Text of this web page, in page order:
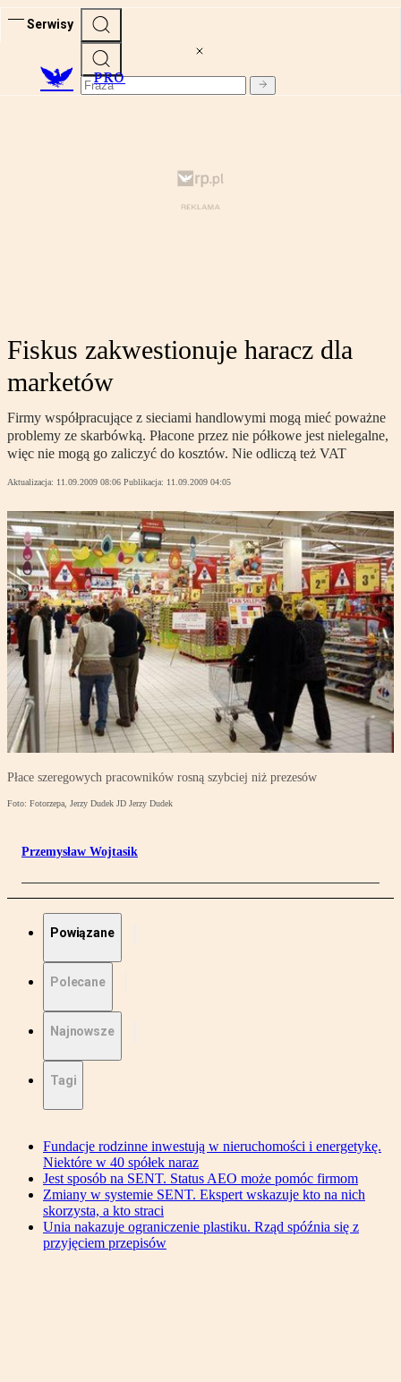
Serwisy
PRO
Fiskus zakwestionuje haracz dla
marketów
Firmy współpracujące z sieciami handlowymi mogą mieć poważne
problemy ze skarbówką. Płacone przez nie półkowe jest nielegalne,
więc nie mogą go zaliczyć do kosztów. Nie odliczą też VAT
Aktualizacja: 11.09.2009 08:06 Publikacja: 11.09.2009 04:05
Płace szeregowych pracowników rosną szybciej niż prezesów
Foto: Fotorzepa, Jerzy Dudek JD Jerzy Dudek
Przemysław Wojtasik
Powiązane
Polecane
Najnowsze
Tagi
Fundacje rodzinne inwestują w nieruchomości i energetykę.
Niektóre w 40 spółek naraz
Jest sposób na SENT. Status AEO może pomóc firmom
Zmiany w systemie SENT. Ekspert wskazuje kto na nich
skorzysta, a kto straci
Unia nakazuje ograniczenie plastiku. Rząd spóźnia się z
przyjęciem przepisów